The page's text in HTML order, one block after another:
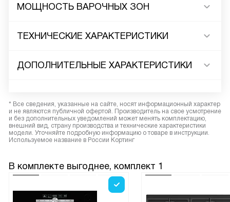
МОЩНОСТЬ ВАРОЧНЫХ ЗОН
ТЕХНИЧЕСКИЕ ХАРАКТЕРИСТИКИ
ДОПОЛНИТЕЛЬНЫЕ ХАРАКТЕРИСТИКИ
* Все сведения, указанные на сайте, носят информационный характер
и не являются публичной офертой. Производитель на свое усмотрение
и без дополнительных уведомлений может менять комплектацию,
внешний вид, страну производства и технические характеристики
модели. Уточняйте подробную информацию о товаре в инструкции.
Используемое название в России Кортинг
В комплекте выгоднее, комплект 1